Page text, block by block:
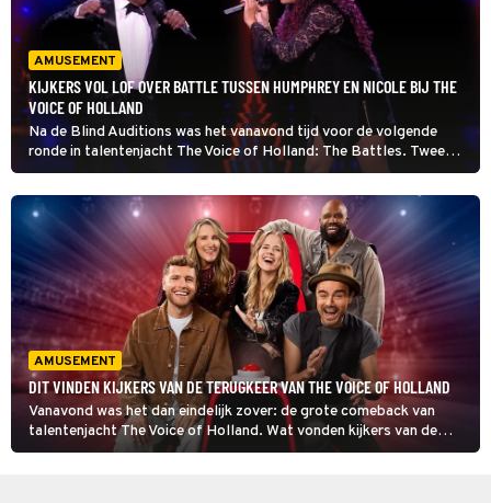
AMUSEMENT
KIJKERS VOL LOF OVER BATTLE TUSSEN HUMPHREY EN NICOLE BIJ THE
VOICE OF HOLLAND
Na de Blind Auditions was het vanavond tijd voor de volgende
ronde in talentenjacht The Voice of Holland: The Battles. Twee
talenten uit hetzelfde team nemen het in deze ronde tegen elkaar
op en uiteindelijk bepaalt hun coach wie er doorgaat. De tweede
battle van de avond kan rekenen op veel lof.
AMUSEMENT
DIT VINDEN KIJKERS VAN DE TERUGKEER VAN THE VOICE OF HOLLAND
Vanavond was het dan eindelijk zover: de grote comeback van
talentenjacht The Voice of Holland. Wat vonden kijkers van de
eerste aflevering? Wij zochten het uit!